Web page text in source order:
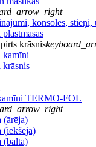
konsoles, stieņi,
krāsnis
kamīni
krāsnis
TERMO-FOL
(ārēja)
(iekšējā)
(baltā)